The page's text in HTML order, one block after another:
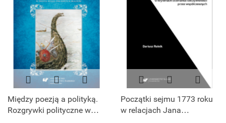
Między poezją a polityką.
Rozgrywki polityczne w
Początki sejmu 1773 roku
w relacjach Jana